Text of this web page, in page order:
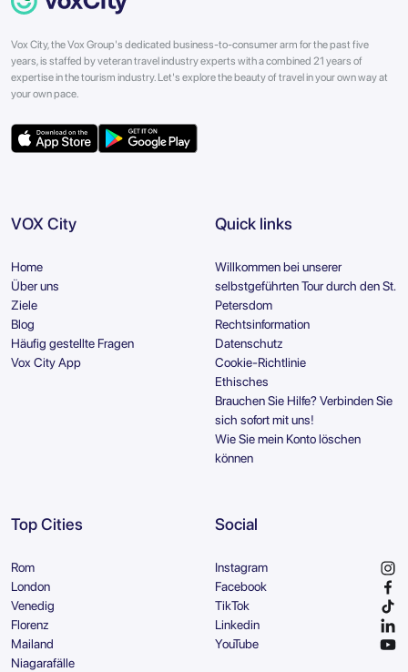
Vox City, the Vox Group's dedicated business-to-consumer arm for the past five
years, is staffed by veteran travel industry experts with a combined 21 years of
expertise in the tourism industry. Let's explore the beauty of travel in your own way at
your own pace.
VOX City
Home
Über uns
Ziele
Blog
Häufig gestellte Fragen
Vox City App
Quick links
Willkommen bei unserer
selbstgeführten Tour durch den St.
Petersdom
Rechtsinformation
Datenschutz
Cookie-Richtlinie
Ethisches
Brauchen Sie Hilfe? Verbinden Sie
sich sofort mit uns!
Wie Sie mein Konto löschen
können
Top Cities
Rom
London
Venedig
Florenz
Mailand
Niagarafälle
Social
Instagram
Facebook
TikTok
Linkedin
YouTube